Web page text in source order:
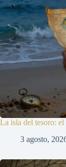
La isla del tesoro: el
3 agosto,